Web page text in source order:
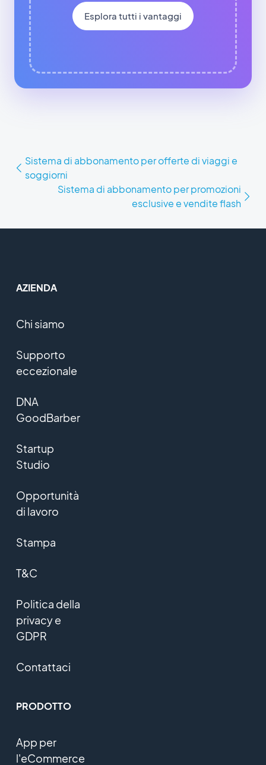
Esplora tutti i vantaggi
Sistema di abbonamento per offerte di viaggi e
soggiorni
Sistema di abbonamento per promozioni
esclusive e vendite flash
AZIENDA
Chi siamo
Supporto
eccezionale
DNA
GoodBarber
Startup
Studio
Opportunità
di lavoro
Stampa
T&C
Politica della
privacy e
GDPR
Contattaci
PRODOTTO
App per
l'eCommerce